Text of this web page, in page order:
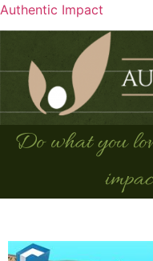
Authentic Impact
Do what you